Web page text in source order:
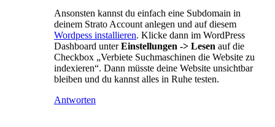
Ansonsten kannst du einfach eine Subdomain in
deinem Strato Account anlegen und auf diesem
Wordpess installieren. Klicke dann im WordPress
Dashboard unterEinstellungen -> Lesen auf die
Checkbox „Verbiete Suchmaschinen die Website zu
indexieren“. Dann müsste deine Website unsichtbar
bleiben und du kannst alles in Ruhe testen.
Antworten